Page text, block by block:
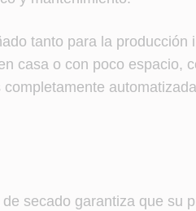
tanto para la producción
casa o con poco espacio,
secado garantiza que su